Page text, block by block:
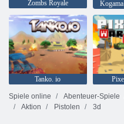
Zombs Royale
Tanko. io
Spiele online
Abenteuer-Spiele
Aktion
Pistolen 3d